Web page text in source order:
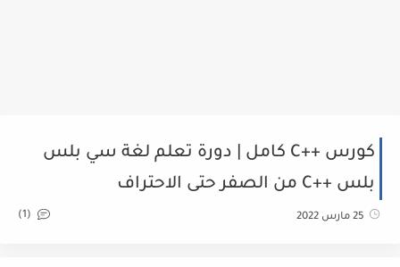
كورس ++C كامل | دورة تعلم لغة سي بلس
بلس ++C من الصفر حتى الاحتراف
25 مارس 2022 (1)